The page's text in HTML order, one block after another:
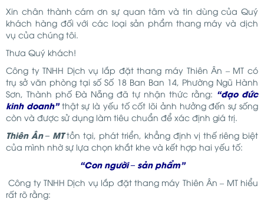
Xin chân thành cám ơn sự quan tâm và tin dùng của Quý
khách hàng đối với các loại sản phẩm thang máy và dịch
vụ của chúng tôi.
Thưa Quý khách!
Công ty TNHH Dịch vụ lắp đặt thang máy Thiên Ân – MT có
trụ sở văn phòng tại số Số 18 Ban Ban 14, Phường Ngũ Hành
Sơn, Thành phố Đà Nẵng đã tự nhận thức rằng: “đạo đức
kinh doanh”thật sự là yếu tố cốt lõi ảnh hưởng đến sự sống
còn và được sử dụng làm tiêu chuẩn để xác định giá trị.
Thiên Ân – MT tồn tại, phát triển, khẳng định vị thế riêng biệt
của mình nhờ sự lựa chọn khắt khe và kết hợp hai yếu tố:
“Con người – sản phẩm”
Công ty TNHH Dịch vụ lắp đặt thang máy Thiên Ân – MT hiểu
rất rõ rằng: